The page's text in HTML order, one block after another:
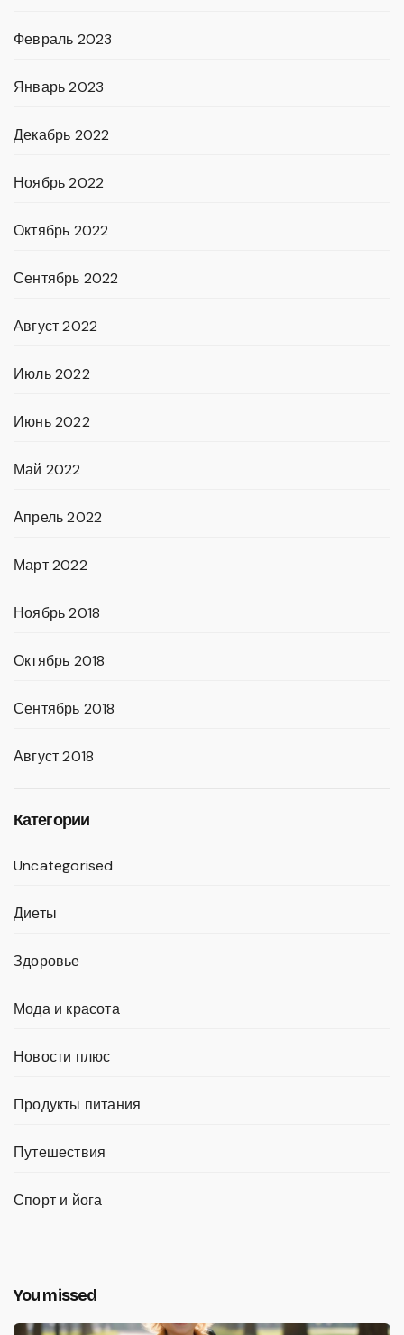
Февраль 2023
Январь 2023
Декабрь 2022
Ноябрь 2022
Октябрь 2022
Сентябрь 2022
Август 2022
Июль 2022
Июнь 2022
Май 2022
Апрель 2022
Март 2022
Ноябрь 2018
Октябрь 2018
Сентябрь 2018
Август 2018
Категории
Uncategorised
Диеты
Здоровье
Мода и красота
Новости плюс
Продукты питания
Путешествия
Спорт и йога
You missed